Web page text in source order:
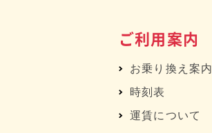
ご利用案内
お乗り換え案内
時刻表
運賃について